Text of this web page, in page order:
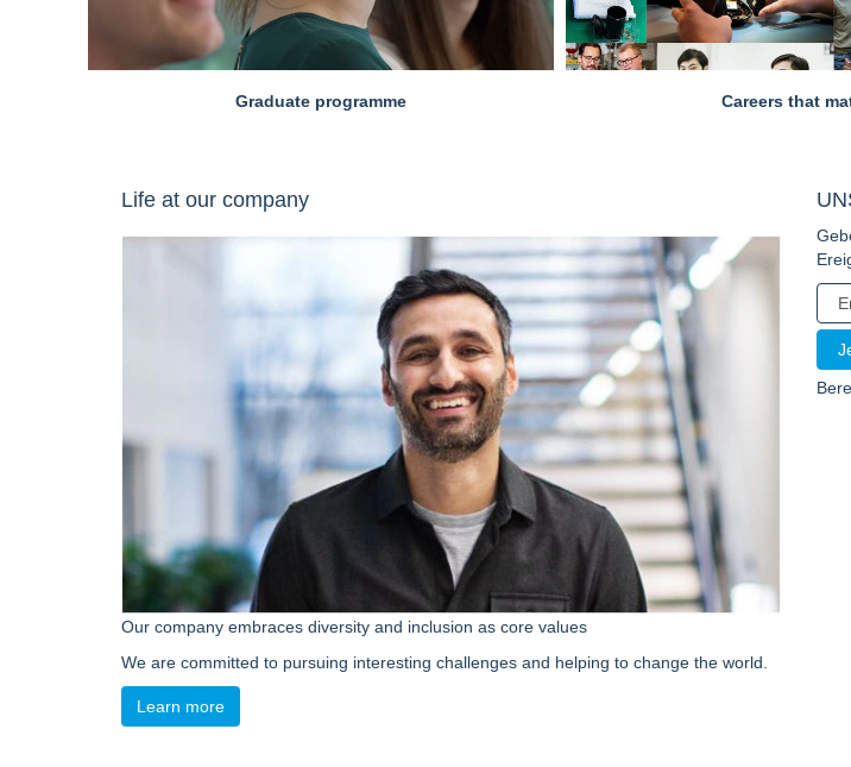
Graduate programme Careers that
Life at our company
Our company embraces diversity and inclusion as core values
We are committed to pursuing interesting challenges and helping to change the world.
Learn more